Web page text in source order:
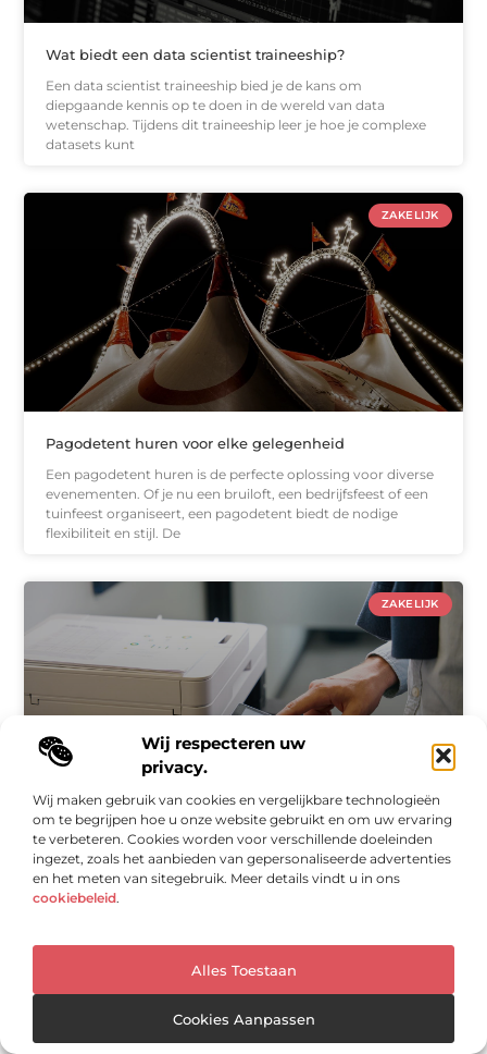
Wij respecteren uw
privacy.
Wij maken gebruik van cookies en vergelijkbare technologieën
om te begrijpen hoe u onze website gebruikt en om uw ervaring
te verbeteren. Cookies worden voor verschillende doeleinden
ingezet, zoals het aanbieden van gepersonaliseerde advertenties
en het meten van sitegebruik. Meer details vindt u in ons
cookiebeleid.
Alles Toestaan
Cookies Aanpassen
Wat biedt een data scientist traineeship?
Een data scientist traineeship bied je de kans om
diepgaande kennis op te doen in de wereld van data
wetenschap. Tijdens dit traineeship leer je hoe je complexe
datasets kunt
ZAKELIJK
Pagodetent huren voor elke gelegenheid
Een pagodetent huren is de perfecte oplossing voor diverse
evenementen. Of je nu een bruiloft, een bedrijfsfeest of een
tuinfeest organiseert, een pagodetent biedt de nodige
flexibiliteit en stijl. De
ZAKELIJK
Optimaliseer jouw Printactiviteiten met Managed
Print Service
In de huidige bedrijfswereld, waar efficiëntie en
kostenbesparing centraal staan, is het beheer van
hoofd wordt gezien. Veel bedrijven worstelen met hoge